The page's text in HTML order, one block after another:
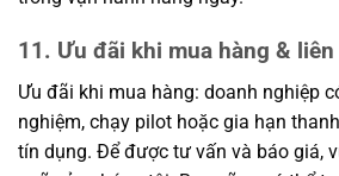
11. Ưu đãi khi mua hàng & liên
Ưu đãi khi mua hàng: doanh nghiệp
nghiệm, chạy pilot hoặc gia hạn
tín dụng. Để được tư vấn và báo giá,